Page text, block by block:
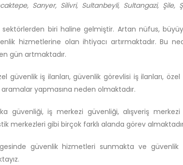
Sarıyer, Silivri, Sultanbeyli, Sultangazi, Şile,
sektörlerden biri haline gelmiştir. Artan nüfus,
hizmetlerine olan ihtiyacı artırmaktadır. Bu
gün artmaktadır.
iş ilanları, güvenlik görevlisi iş ilanları,
yapmasına neden olmaktadır.
güvenliği, iş merkezi güvenliği, alışveriş
merkezleri gibi birçok farklı alanda görev
güvenlik hizmetleri sunmakta ve güvenlik